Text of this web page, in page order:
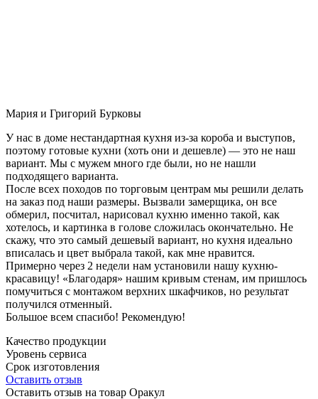
Мария и Григорий Бурковы
У нас в доме нестандартная кухня из-за короба и выступов,
поэтому готовые кухни (хоть они и дешевле) — это не наш
вариант. Мы с мужем много где были, но не нашли
подходящего варианта.
После всех походов по торговым центрам мы решили делать
на заказ под наши размеры. Вызвали замерщика, он все
обмерил, посчитал, нарисовал кухню именно такой, как
хотелось, и картинка в голове сложилась окончательно. Не
скажу, что это самый дешевый вариант, но кухня идеально
вписалась и цвет выбрала такой, как мне нравится.
Примерно через 2 недели нам установили нашу кухню-
красавицу! «Благодаря» нашим кривым стенам, им пришлось
помучиться с монтажом верхних шкафчиков, но результат
получился отменный.
Большое всем спасибо! Рекомендую!
Качество продукции
Уровень сервиса
Срок изготовления
Оставить отзыв
Оставить отзыв на товар Оракул